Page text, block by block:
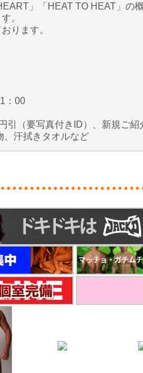
」「HEAT TO HEAT」の概
。
ります。
：00
引（要写真付きID）、新規ご
、汗拭きタオルなど